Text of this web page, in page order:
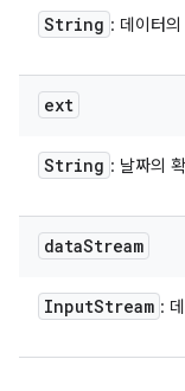
String : 데이터의
ext
String : 날짜의
dataStream
InputStream :